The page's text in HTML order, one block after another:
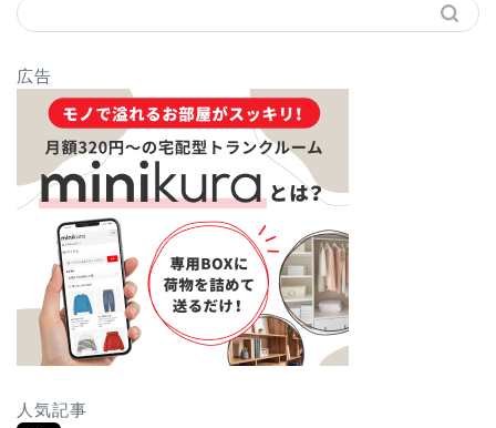
広告
人気記事